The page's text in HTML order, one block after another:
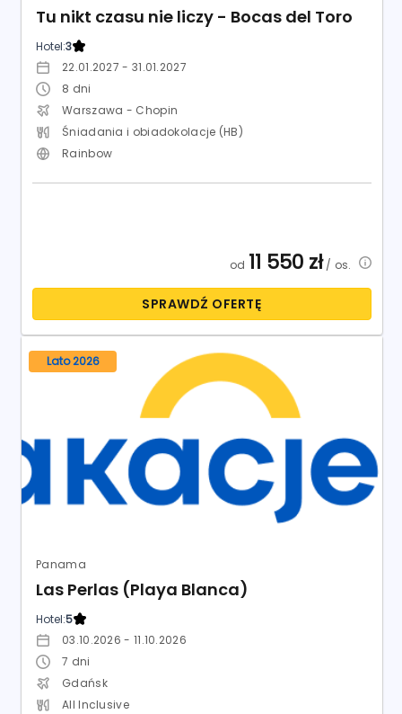
Tu nikt czasu nie liczy - Bocas del Toro
Hotel:3
22.01.2027 - 31.01.2027
8 dni
Warszawa - Chopin
Śniadania i obiadokolacje (HB)
Rainbow
od 11 550 zł/ os.
SPRAWDŹ OFERTĘ
Lato 2026
Panama
Las Perlas (Playa Blanca)
Hotel:5
03.10.2026 - 11.10.2026
7 dni
Gdańsk
All Inclusive